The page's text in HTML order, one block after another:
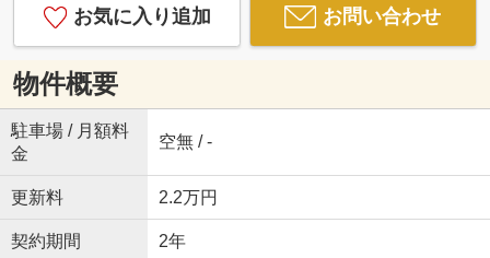
お気に入り追加 お問い合わせ
物件概要
駐車場 / 月額料
金
空無 / -
更新料 2.2万円
契約期間 2年